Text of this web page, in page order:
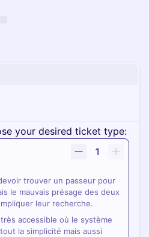
your desired ticket type:
1
trouver un passeur pour
le mauvais présage des deux
leur recherche.
accessible où le système
la simplicité mais aussi